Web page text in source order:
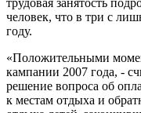
трудовая занятость
человек, что в три с
году.
«Положительными
кампании 2007 года, -
решение вопроса об
к местам отдыха и